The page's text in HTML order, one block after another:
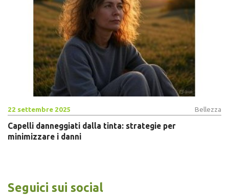
22 settembre 2025 Bellezza
Capelli danneggiati dalla tinta: strategie per
minimizzare i danni
Seguici sui social